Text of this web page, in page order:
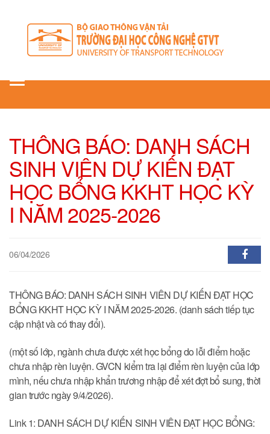
Toggle
THÔNG BÁO: DANH SÁCH
SINH VIÊN DỰ KIẾN ĐẠT
HỌC BỔNG KKHT HỌC KỲ
I NĂM 2025-2026
06/04/2026
THÔNG BÁO: DANH SÁCH SINH VIÊN DỰ KIẾN ĐẠT HỌC
BỔNG KKHT HỌC KỲ I NĂM 2025-2026. (danh sách tiếp tục
cập nhật và có thay đổi).
(một số lớp, ngành chưa được xét học bổng do lỗi điểm hoặc
chưa nhập rèn luyện. GVCN kiểm tra lại điểm rèn luyện của lớp
mình, nếu chưa nhập khẩn trương nhập để xét đợt bổ sung, thời
gian trước ngày 9/4/2026).
Link 1: DANH SÁCH DỰ KIẾN SINH VIÊN ĐẠT HỌC BỔNG: